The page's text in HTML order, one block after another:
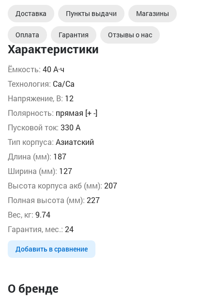
Характеристики
Ёмкость: 40 А·ч
Технология: Ca/Ca
Напряжение, В: 12
Полярность: прямая [+ -]
Пусковой ток: 330 А
Тип корпуса: Азиатский
Длина (мм): 187
Ширина (мм): 127
Высота корпуса акб (мм): 207
Полная высота (мм): 227
Вес, кг: 9.74
Гарантия, мес.: 24
Добавить в сравнение
Доставка Пункты выдачи Магазины
Оплата Гарантия Отзывы о нас
О бренде